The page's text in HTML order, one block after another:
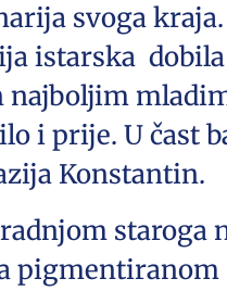
svoga
istarska
najboljim
i prije. U čast
Konstantin.
staroga
pigmentiranom